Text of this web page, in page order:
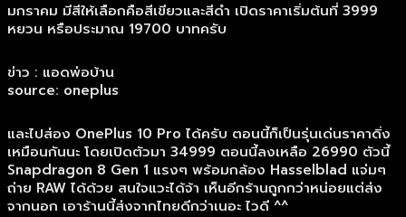
มกราคม มีสีให้เลือกคือสีเขียวและสีดำ เปิดราคาเริ่มต้นที่ 3999
หยวน หรือประมาณ 19700 บาทครับ
ข่าว : แอดพ่อบ้าน
source: oneplus
และไปส่อง OnePlus 10 Pro ได้ครับ ตอนนี้ก็เป็นรุ่นเด่นราคาดิ่ง
เหมือนกันนะ โดยเปิดตัวมา 34999 ตอนนี้ลงเหลือ 26990 ตัวนี้
Snapdragon 8 Gen 1 แรงๆ พร้อมกล้อง Hasselblad แจ่มๆ
ถ่าย RAW ได้ด้วย สนใจแวะได้จ้า เห็นอีกร้านถูกกว่าหน่อยแต่ส่ง
จากนอก เอาร้านนี้ส่งจากไทยดีกว่าเนอะ ไวดี ^^